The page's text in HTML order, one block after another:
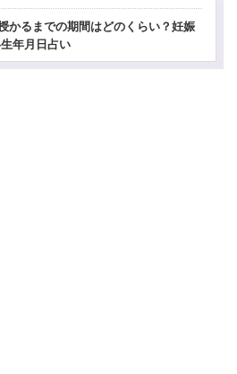
かるまでの期間はどのくらい？妊娠
年月日占い